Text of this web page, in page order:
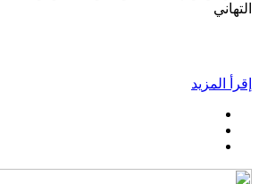
التهاني
إقرأ المزيد